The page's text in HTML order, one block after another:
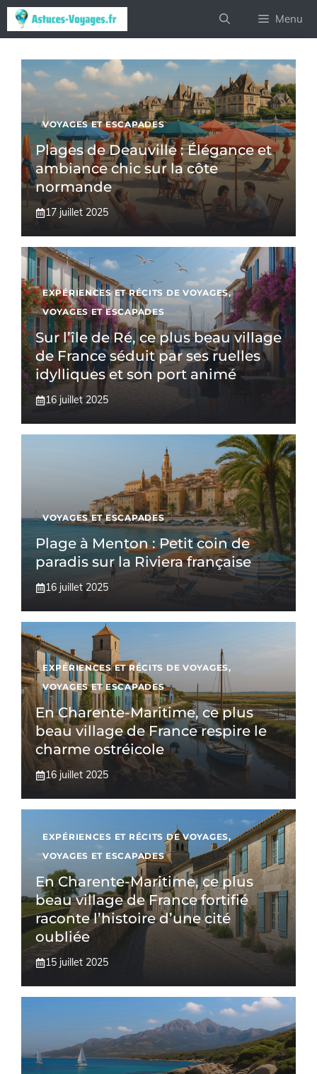
Aller
au
Menu
VOYAGES ET ESCAPADES
Plages de Deauville : Élégance et
ambiance chic sur la côte
normande
17 juillet 2025
EXPÉRIENCES ET RÉCITS DE VOYAGES,
VOYAGES ET ESCAPADES
Sur l’île de Ré, ce plus beau village
de France séduit par ses ruelles
idylliques et son port animé
16 juillet 2025
VOYAGES ET ESCAPADES
Plage à Menton : Petit coin de
paradis sur la Riviera française
16 juillet 2025
EXPÉRIENCES ET RÉCITS DE VOYAGES,
VOYAGES ET ESCAPADES
En Charente-Maritime, ce plus
beau village de France respire le
charme ostréicole
16 juillet 2025
EXPÉRIENCES ET RÉCITS DE VOYAGES,
VOYAGES ET ESCAPADES
En Charente-Maritime, ce plus
beau village de France fortifié
raconte l’histoire d’une cité
oubliée
15 juillet 2025